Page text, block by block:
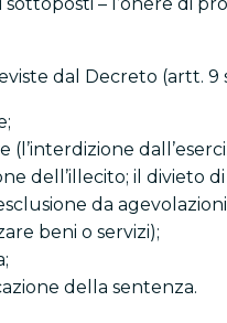
dal Decreto (artt. 9
(l’interdizione
dell’illecito; il divieto
da
beni o servizi);
della sentenza.